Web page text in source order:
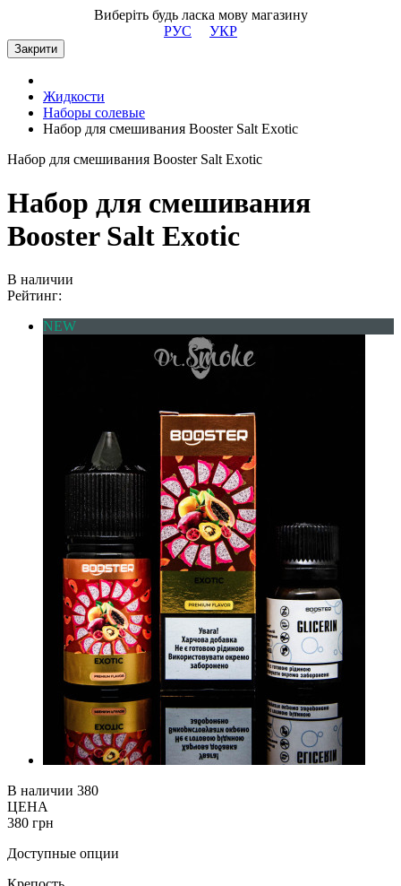
Виберіть будь ласка мову магазину
РУС
УКР
Закрити
Жидкости
Наборы солевые
Набор для смешивания Booster Salt Exotic
Набор для смешивания Booster Salt Exotic
Набор для смешивания
Booster Salt Exotic
В наличии
Рейтинг:
NEW
В наличии 380
ЦЕНА
380 грн
Доступные опции